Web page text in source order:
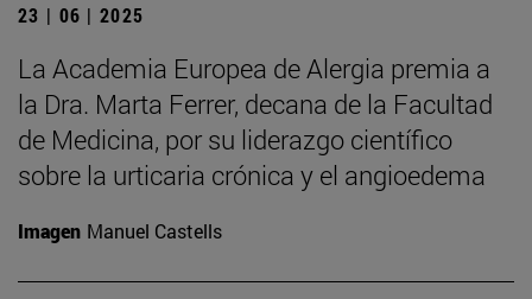
23 | 06 | 2025
La Academia Europea de Alergia premia a
la Dra. Marta Ferrer, decana de la Facultad
de Medicina, por su liderazgo científico
sobre la urticaria crónica y el angioedema
Imagen Manuel Castells